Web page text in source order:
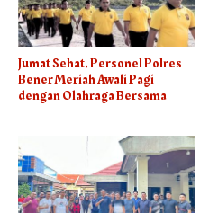
Jumat Sehat, Personel Polres
Bener Meriah Awali Pagi
dengan Olahraga Bersama